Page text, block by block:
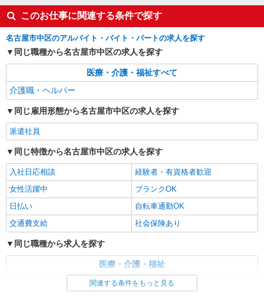
派遣社員
（株）ウィルオブ・ワークCW 名古屋支店/ms230101
生活サポート
時給1400円 ◆前払い・日払い・週払いOK
愛知県名古屋市中区
キープ
このお仕事に関連する条件で探す
名古屋市中区のアルバイト・バイト・パートの求人を探す
同じ職種から名古屋市中区の求人を探す
医療・介護・福祉すべて
介護職・ヘルパー
同じ雇用形態から名古屋市中区の求人を探す
派遣社員
同じ特徴から名古屋市中区の求人を探す
入社日応相談
経験者・有資格者歓迎
女性活躍中
ブランクOK
日払い
自転車通勤OK
交通費支給
社会保険あり
同じ職種から求人を探す
医療・介護・福祉
関連する条件をもっと見る